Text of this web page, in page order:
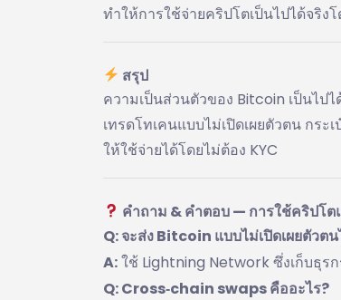
ทำให้การใช้จ่ายคริปโตเป็นไปได้จริง
สรุป
ความเป็นส่วนตัวของ Bitcoin เป็นไปไ
เทรดโทเคนแบบไม่เปิดเผยตัวตน กร
ให้ใช้จ่ายได้โดยไม่ต้อง KYC
คำถาม & คำตอบ — การใช้คริปโ
Q: จะส่ง Bitcoin แบบไม่เปิดเผยตัวตน
A:ใช้ Lightning Network ซึ่งเก็บธุร
Q: Cross‑chain swaps คืออะไร?